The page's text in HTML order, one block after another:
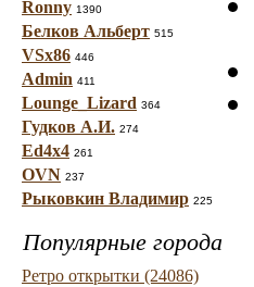
Ronny 1390
Белков Альберт 515
VSx86 446
Admin 411
Lounge_Lizard 364
Гудков А.И. 274
Ed4x4 261
OVN 237
Рыковкин Владимир 225
Популярные города
Ретро открытки (24086)